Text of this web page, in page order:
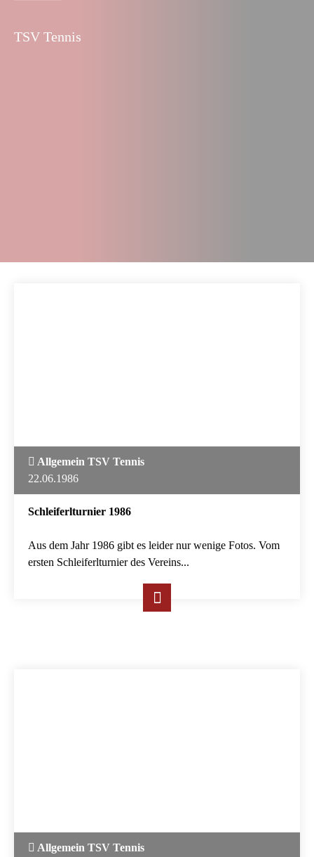
TSV Tennis
Allgemein TSV Tennis
22.06.1986
Schleiferlturnier 1986
Aus dem Jahr 1986 gibt es leider nur wenige Fotos. Vom
ersten Schleiferlturnier des Vereins...
Allgemein TSV Tennis